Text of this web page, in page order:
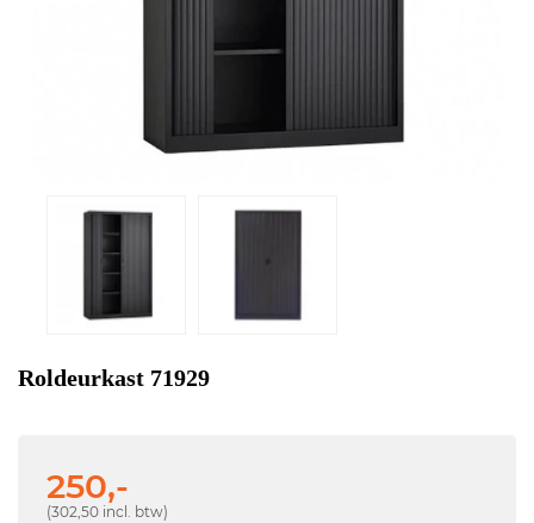
Roldeurkast 71929
250,-
(302,50 incl. btw)